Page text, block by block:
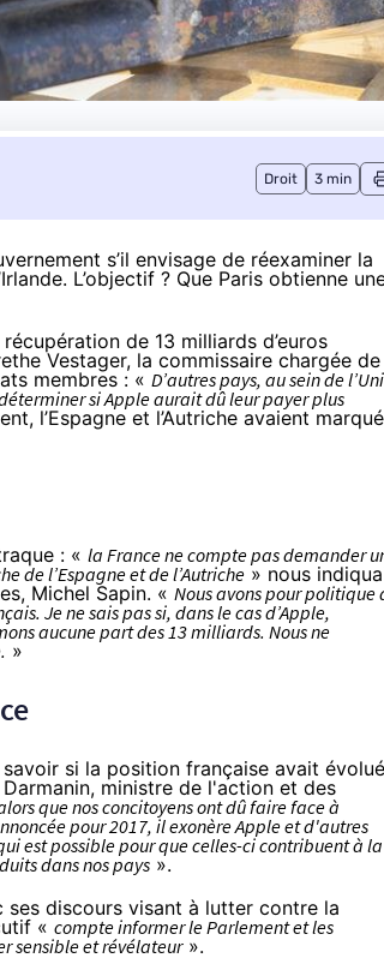
Droit 3 min
s’il envisage de réexaminer la
L’objectif ? Que Paris obtienne
récupération de 13 milliards d’euros
Vestager, la commissaire chargée
membres : « D’autres pays, au sein de
si Apple aurait dû leur payer plus
l’Espagne et l’Autriche avaient marqué
: « la France ne compte pas demander
de l’Espagne et de l’Autriche » nous
Michel Sapin. « Nous avons pour politique
Je ne sais pas si, dans le cas d’Apple,
aucune part des 13 milliards. Nous ne
»
si la position française avait
ministre de l'action et des
que nos concitoyens ont dû faire face à
pour 2017, il exonère Apple et d'autres
est possible pour que celles-ci contribuent à la
dans nos pays ».
ses discours visant à lutter contre la
« compte informer le Parlement et les
sensible et révélateur».